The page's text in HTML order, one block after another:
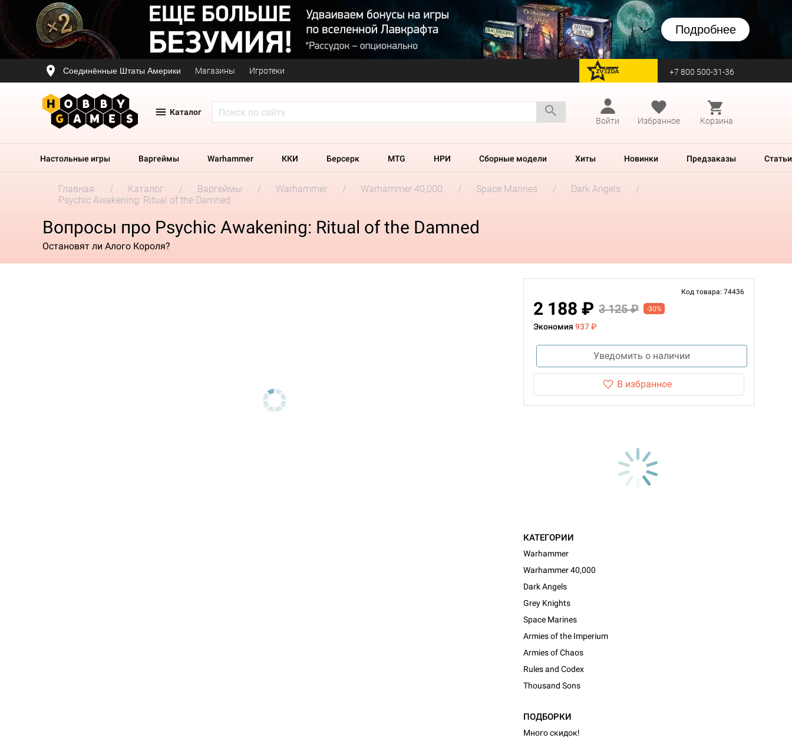
Подробнее
Соединённые Штаты Америки Магазины Игротеки перейти на Zvezda +7 800 500-31-36
Каталог
Войти
Избранное Корзина
Настольные игры Варгеймы Warhammer ККИ Берсерк MTG НРИ Сборные модели Хиты Новинки Предзаказы Статьи
Главная Каталог Варгеймы Warhammer Warhammer 40,000 Space Marines
Dark Angels
Psychic Awakening: Ritual of the Damned
Вопросы про Psychic Awakening: Ritual of the Damned
Остановят ли Алого Короля?
Код товара: 74436
2 188 ₽ 3 125 ₽ -30%
Экономия 937 ₽
Уведомить о наличии
В избранное
КАТЕГОРИИ
Warhammer
Warhammer 40,000
Dark Angels
Grey Knights
Space Marines
Armies of the Imperium
Armies of Chaos
Rules and Codex
Thousand Sons
ПОДБОРКИ
Много скидок!